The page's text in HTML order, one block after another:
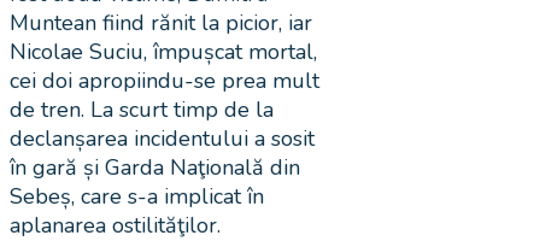
Muntean fiind rănit la picior, iar
Nicolae Suciu, împușcat mortal,
cei doi apropiindu-se prea mult
de tren. La scurt timp de la
declanșarea incidentului a sosit
în gară și Garda Naţională din
Sebeș, care s-a implicat în
aplanarea ostilităţilor.